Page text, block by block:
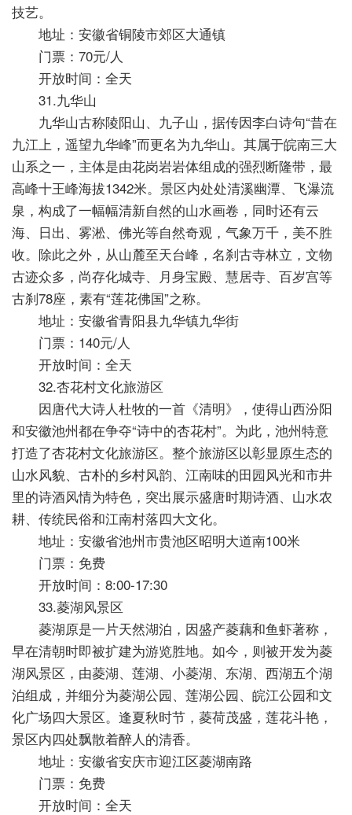
技艺。
地址：安徽省铜陵市郊区大通镇
门票：70元/人
开放时间：全天
31.九华山
九华山古称陵阳山、九子山，据传因李白诗句“昔在
九江上，遥望九华峰”而更名为九华山。其属于皖南三大
山系之一，主体是由花岗岩岩体组成的强烈断隆带，最
高峰十王峰海拔1342米。景区内处处清溪幽潭、飞瀑流
泉，构成了一幅幅清新自然的山水画卷，同时还有云
海、日出、雾淞、佛光等自然奇观，气象万千，美不胜
收。除此之外，从山麓至天台峰，名刹古寺林立，文物
古迹众多，尚存化城寺、月身宝殿、慧居寺、百岁宫等
古刹78座，素有“莲花佛国”之称。
地址：安徽省青阳县九华镇九华街
门票：140元/人
开放时间：全天
32.杏花村文化旅游区
因唐代大诗人杜牧的一首《清明》，使得山西汾阳
和安徽池州都在争夺“诗中的杏花村”。为此，池州特意
打造了杏花村文化旅游区。整个旅游区以彰显原生态的
山水风貌、古朴的乡村风韵、江南味的田园风光和市井
里的诗酒风情为特色，突出展示盛唐时期诗酒、山水农
耕、传统民俗和江南村落四大文化。
地址：安徽省池州市贵池区昭明大道南100米
门票：免费
开放时间：8:00-17:30
33.菱湖风景区
菱湖原是一片天然湖泊，因盛产菱藕和鱼虾著称，
早在清朝时即被扩建为游览胜地。如今，则被开发为菱
湖风景区，由菱湖、莲湖、小菱湖、东湖、西湖五个湖
泊组成，并细分为菱湖公园、莲湖公园、皖江公园和文
化广场四大景区。逢夏秋时节，菱荷茂盛，莲花斗艳，
景区内四处飘散着醉人的清香。
地址：安徽省安庆市迎江区菱湖南路
门票：免费
开放时间：全天